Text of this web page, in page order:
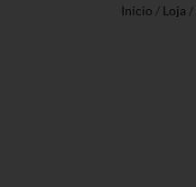
Início / Loja /